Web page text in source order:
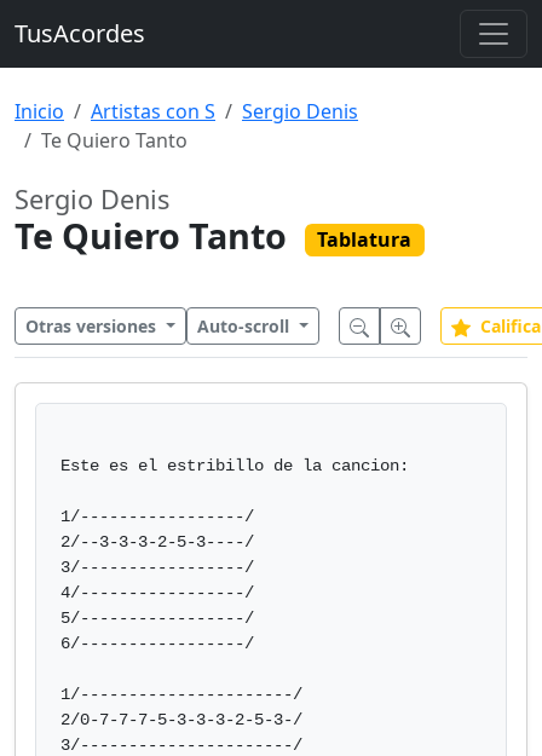
TusAcordes
Inicio Artistas con S
Sergio Denis
Te Quiero Tanto
Sergio Denis
Te Quiero Tanto Tablatura
Otras versiones Auto-scroll
Este es el estribillo de la cancion:
1/-----------------/
2/--3-3-3-2-5-3----/
3/-----------------/
4/-----------------/
5/-----------------/
6/-----------------/
1/----------------------/
2/0-7-7-7-5-3-3-3-2-5-3-/
3/----------------------/